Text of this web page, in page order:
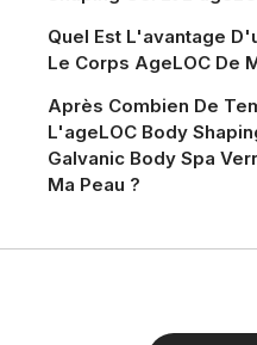
Quel Est L'avantage
Le Corps AgeLOC De
Après Combien De
L'ageLOC Body
Galvanic Body Spa
Ma Peau ?